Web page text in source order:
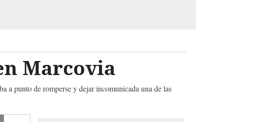
Marcovia
a punto de romperse y dejar incomunicada una de las